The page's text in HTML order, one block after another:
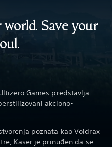
Save your
Games predstavlja
akciono-
poznata kao Voidrax
Kaser je prinuđen da se